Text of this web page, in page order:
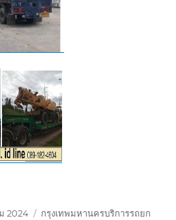
2024
ป้าย
กรุงเทพมหานครบริการรถยก